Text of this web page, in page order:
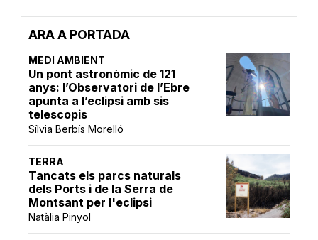
ARA A PORTADA
MEDI AMBIENT
Un pont astronòmic de 121
anys: l’Observatori de l’Ebre
apunta a l’eclipsi amb sis
telescopis
Sílvia Berbís Morelló
TERRA
Tancats els parcs naturals
dels Ports i de la Serra de
Montsant per l'eclipsi
Natàlia Pinyol